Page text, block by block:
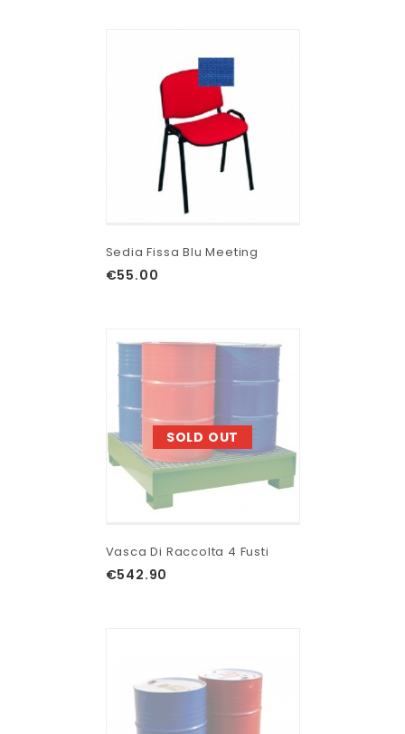
Sedia Fissa Blu Meeting
€55.00
SOLD OUT
Vasca Di Raccolta 4 Fusti
€542.90